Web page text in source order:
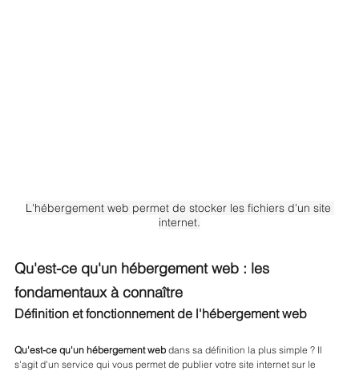
L'hébergement web permet de stocker les fichiers d'un site
internet.
Qu'est-ce qu'un hébergement web : les
fondamentaux à connaître
Définition et fonctionnement de l'hébergement web
Qu'est-ce qu'un hébergement web dans sa définition la plus simple ? Il
s'agit d'un service qui vous permet de publier votre site internet sur le